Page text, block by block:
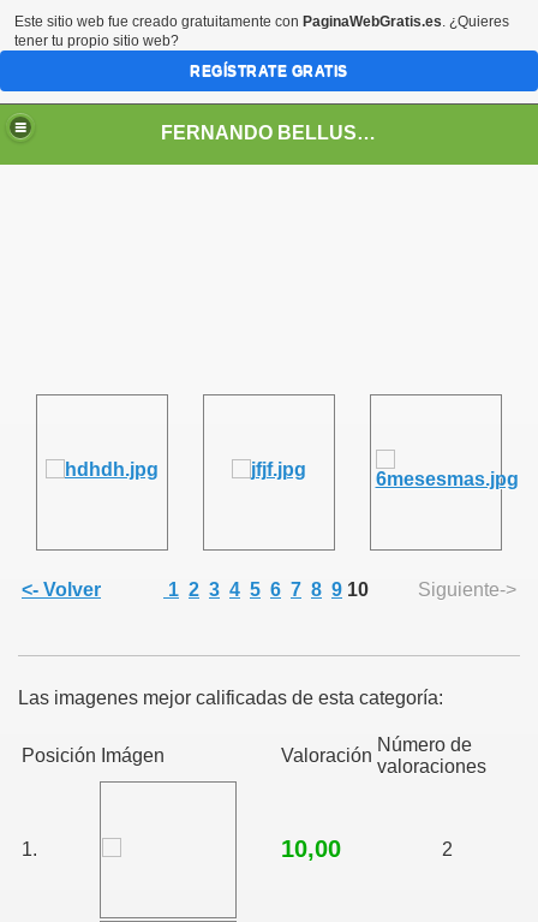
FERNANDO BELLUSCHI
<- Volver 1 2 3 4 5 6 7 8 9 10 Siguiente->
Las imagenes mejor calificadas de esta categoría:
Posición Imágen Valoración
Número de
valoraciones
1. 10,00 2
Este sitio web fue creado gratuitamente con PaginaWebGratis.es. ¿Quieres
tener tu propio sitio web?
REGÍSTRATE GRATIS